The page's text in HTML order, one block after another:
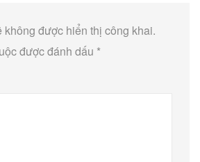
không được hiển thị công khai.
được đánh dấu *